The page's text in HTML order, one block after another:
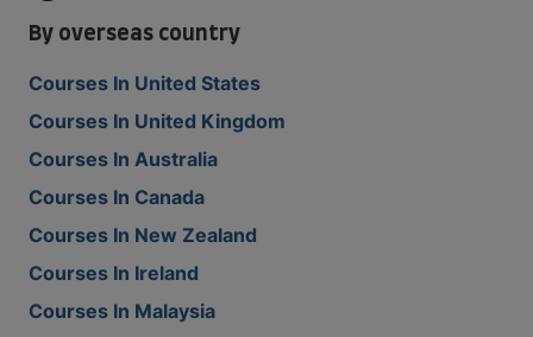
By overseas country
Courses In United States
Courses In United Kingdom
Courses In Australia
Courses In Canada
Courses In New Zealand
Courses In Ireland
Courses In Malaysia